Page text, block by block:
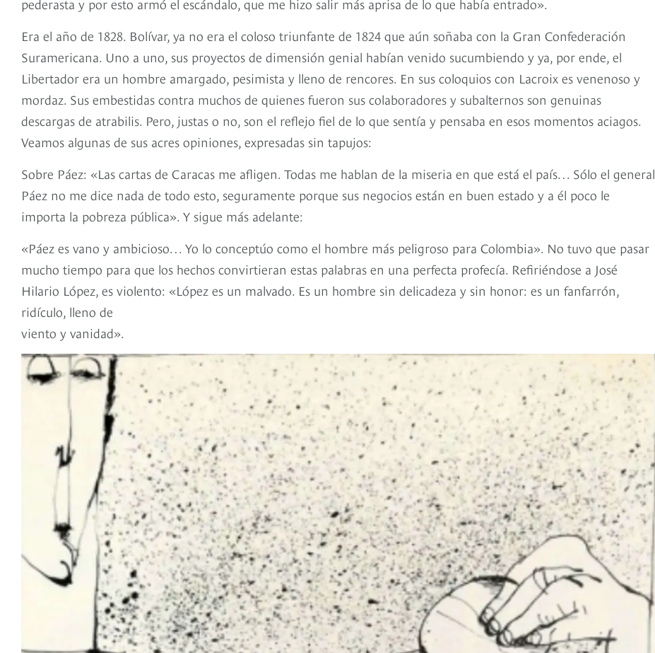
Era el año de 1828. Bolívar, ya no era el coloso triunfante de 1824 que aún soñaba con la Gran Confederación
Suramericana. Uno a uno, sus proyectos de dimensión genial habían venido sucumbiendo y ya, por ende, el
Libertador era un hombre amargado, pesimista y lleno de rencores. En sus coloquios con Lacroix es venenoso y
mordaz. Sus embestidas contra muchos de quienes fueron sus colaboradores y subalternos son genuinas
descargas de atrabilis. Pero, justas o no, son el reflejo fiel de lo que sentía y pensaba en esos momentos aciagos.
Veamos algunas de sus acres opiniones, expresadas sin tapujos:
Sobre Páez: «Las cartas de Caracas me afligen. Todas me hablan de la miseria en que está el país… Sólo el general
Páez no me dice nada de todo esto, seguramente porque sus negocios están en buen estado y a él poco le
importa la pobreza pública». Y sigue más adelante:
«Páez es vano y ambicioso… Yo lo conceptúo como el hombre más peligroso para Colombia». No tuvo que pasar
mucho tiempo para que los hechos convirtieran estas palabras en una perfecta profecía. Refiriéndose a José
Hilario López, es violento: «López es un malvado. Es un hombre sin delicadeza y sin honor: es un fanfarrón,
ridículo, lleno de
viento y vanidad».